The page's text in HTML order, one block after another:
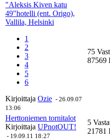
"Aleksis Kiven katu
49"hotelli (ent. Origo),
Vallila, Helsinki
1
2
3
4
5
6
Kirjoittaja Ozie - 26.09.07
13:06
75
87569
Herttoniemen tornitalot
Kirjoittaja UPnotOUT!
- 19.09.11 18:27
5
21781